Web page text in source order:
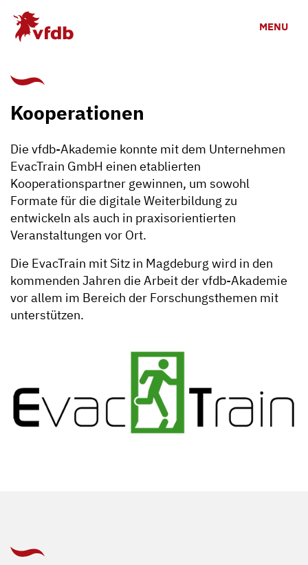
Skip to main content
MENU
Kooperationen
Die vfdb-Akademie konnte mit dem Unternehmen
EvacTrain GmbH einen etablierten
Kooperationspartner gewinnen, um sowohl
Formate für die digitale Weiterbildung zu
entwickeln als auch in praxisorientierten
Veranstaltungen vor Ort.
Die EvacTrain mit Sitz in Magdeburg wird in den
kommenden Jahren die Arbeit der vfdb-Akademie
vor allem im Bereich der Forschungsthemen mit
unterstützen.